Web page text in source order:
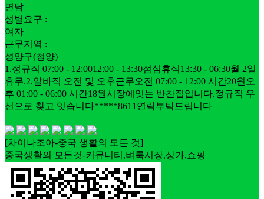
면담
성별요구 :
여자
근무지역 :
성양구(청양)
1.정규직 07:00 - 12:0012:00 - 13:30점심휴식13:30 - 06:30월 2일
휴무.2.알바직 오전 및 오후근무오전 07:00 - 12:00 시간20원오
후 01:00 - 06:00 시간18원시장에잇는 반찬집입니다.정규직 우
선으로 찾고 잇습니다*****8611연락부탁드립니다
[차이나조아-중국 생활의 모든 것]
중국생활의 모든것-커뮤니티,벼룩시장,상가,쇼핑